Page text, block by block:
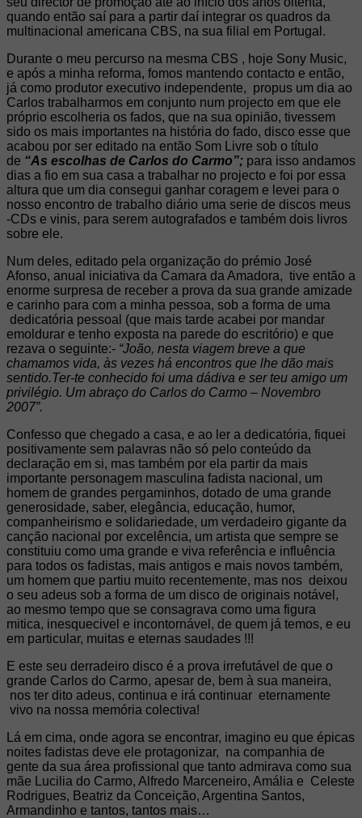
quando então saí para a partir daí integrar os quadros da
multinacional americana CBS, na sua filial em Portugal.
Durante o meu percurso na mesma CBS , hoje Sony Music,
e após a minha reforma, fomos mantendo contacto e então,
já como produtor executivo independente, propus um dia ao
Carlos trabalharmos em conjunto num projecto em que ele
próprio escolheria os fados, que na sua opinião, tivessem
sido os mais importantes na história do fado, disco esse que
acabou por ser editado na então Som Livre sob o título
de “As escolhas de Carlos do Carmo”; para isso andamos
dias a fio em sua casa a trabalhar no projecto e foi por essa
altura que um dia consegui ganhar coragem e levei para o
nosso encontro de trabalho diário uma serie de discos meus
-CDs e vinis, para serem autografados e também dois livros
sobre ele.
Num deles, editado pela organização do prémio José
Afonso, anual iniciativa da Camara da Amadora, tive então a
enorme surpresa de receber a prova da sua grande amizade
e carinho para com a minha pessoa, sob a forma de uma
dedicatória pessoal (que mais tarde acabei por mandar
emoldurar e tenho exposta na parede do escritório) e que
rezava o seguinte:- “João, nesta viagem breve a que
chamamos vida, às vezes há encontros que lhe dão mais
sentido.Ter-te conhecido foi uma dádiva e ser teu amigo um
privilégio. Um abraço do Carlos do Carmo – Novembro
2007”.
Confesso que chegado a casa, e ao ler a dedicatória, fiquei
positivamente sem palavras não só pelo conteúdo da
declaração em si, mas também por ela partir da mais
importante personagem masculina fadista nacional, um
homem de grandes pergaminhos, dotado de uma grande
generosidade, saber, elegância, educação, humor,
companheirismo e solidariedade, um verdadeiro gigante da
canção nacional por excelência, um artista que sempre se
constituiu como uma grande e viva referência e influência
para todos os fadistas, mais antigos e mais novos também,
um homem que partiu muito recentemente, mas nos deixou
o seu adeus sob a forma de um disco de originais notável,
ao mesmo tempo que se consagrava como uma figura
mitica, inesquecivel e incontornável, de quem já temos, e eu
em particular, muitas e eternas saudades !!!
E este seu derradeiro disco é a prova irrefutável de que o
grande Carlos do Carmo, apesar de, bem à sua maneira,
nos ter dito adeus, continua e irá continuar eternamente
vivo na nossa memória colectiva!
Lá em cima, onde agora se encontrar, imagino eu que épicas
noites fadistas deve ele protagonizar, na companhia de
gente da sua área profissional que tanto admirava como sua
mãe Lucilia do Carmo, Alfredo Marceneiro, Amália e Celeste
Rodrigues, Beatriz da Conceição, Argentina Santos,
Armandinho e tantos, tantos mais…